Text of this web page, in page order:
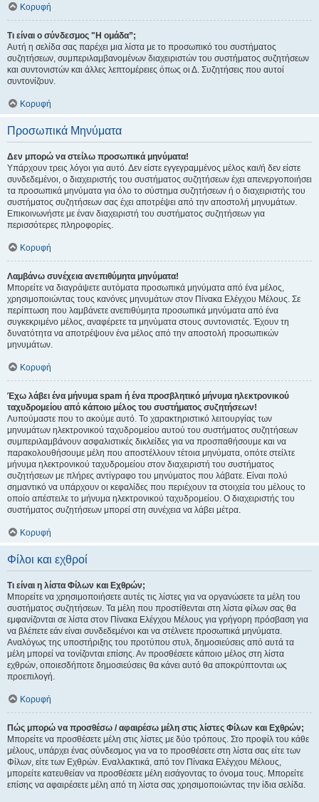
Κορυφή
Τι είναι ο σύνδεσμος "Η ομάδα”;
Αυτή η σελίδα σας παρέχει μια λίστα με το προσωπικό του συστήματος
συζητήσεων, συμπεριλαμβανομένων διαχειριστών του συστήματος συζητήσεων
και συντονιστών και άλλες λεπτομέρειες όπως οι Δ. Συζητήσεις που αυτοί
συντονίζουν.
Κορυφή
Προσωπικά Μηνύματα
Δεν μπορώ να στείλω προσωπικά μηνύματα!
Υπάρχουν τρεις λόγοι για αυτό. Δεν είστε εγγεγραμμένος μέλος και/ή δεν είστε
συνδεδεμένοι, ο διαχειριστής του συστήματος συζητήσεων έχει απενεργοποιήσει
τα προσωπικά μηνύματα για όλο το σύστημα συζητήσεων ή ο διαχειριστής του
συστήματος συζητήσεων σας έχει αποτρέψει από την αποστολή μηνυμάτων.
Επικοινωνήστε με έναν διαχειριστή του συστήματος συζητήσεων για
περισσότερες πληροφορίες.
Κορυφή
Λαμβάνω συνέχεια ανεπιθύμητα μηνύματα!
Μπορείτε να διαγράψετε αυτόματα προσωπικά μηνύματα από ένα μέλος,
χρησιμοποιώντας τους κανόνες μηνυμάτων στον Πίνακα Ελέγχου Μέλους. Σε
περίπτωση που λαμβάνετε ανεπιθύμητα προσωπικά μηνύματα από ένα
συγκεκριμένο μέλος, αναφέρετε τα μηνύματα στους συντονιστές. Έχουν τη
δυνατότητα να αποτρέψουν ένα μέλος από την αποστολή προσωπικών
μηνυμάτων.
Κορυφή
Έχω λάβει ένα μήνυμα spam ή ένα προσβλητικό μήνυμα ηλεκτρονικού
ταχυδρομείου από κάποιο μέλος του συστήματος συζητήσεων!
Λυπούμαστε που το ακούμε αυτό. Το χαρακτηριστικό λειτουργίας των
μηνυμάτων ηλεκτρονικού ταχυδρομείου αυτού του συστήματος συζητήσεων
συμπεριλαμβάνουν ασφαλιστικές δικλείδες για να προσπαθήσουμε και να
παρακολουθήσουμε μέλη που αποστέλλουν τέτοια μηνύματα, οπότε στείλτε
μήνυμα ηλεκτρονικού ταχυδρομείου στον διαχειριστή του συστήματος
συζητήσεων με πλήρες αντίγραφο του μηνύματος που λάβατε. Είναι πολύ
σημαντικό να υπάρχουν οι κεφαλίδες που περιέχουν τα στοιχεία του μέλους το
οποίο απέστειλε το μήνυμα ηλεκτρονικού ταχυδρομείου. Ο διαχειριστής του
συστήματος συζητήσεων μπορεί στη συνέχεια να λάβει μέτρα.
Κορυφή
Φίλοι και εχθροί
Τι είναι η λίστα Φίλων και Εχθρών;
Μπορείτε να χρησιμοποιήσετε αυτές τις λίστες για να οργανώσετε τα μέλη του
συστήματος συζητήσεων. Τα μέλη που προστίθενται στη λίστα φίλων σας θα
εμφανίζονται σε λίστα στον Πίνακα Ελέγχου Μέλους για γρήγορη πρόσβαση για
να βλέπετε εάν είναι συνδεδεμένοι και να στέλνετε προσωπικά μηνύματα.
Αναλόγως της υποστήριξης του προτύπου στυλ, δημοσιεύσεις από αυτά τα
μέλη μπορεί να τονίζονται επίσης. Αν προσθέσετε κάποιο μέλος στη λίστα
εχθρών, οποιεσδήποτε δημοσιεύσεις θα κάνει αυτό θα αποκρύπτονται ως
προεπιλογή.
Κορυφή
Πώς μπορώ να προσθέσω / αφαιρέσω μέλη στις λίστες Φίλων και Εχθρών;
Μπορείτε να προσθέσετε μέλη στις λίστες με δύο τρόπους. Στο προφίλ του κάθε
μέλους, υπάρχει ένας σύνδεσμος για να το προσθέσετε στη λίστα σας είτε των
Φίλων, είτε των Εχθρών. Εναλλακτικά, από τον Πίνακα Ελέγχου Μέλους,
μπορείτε κατευθείαν να προσθέσετε μέλη εισάγοντας το όνομα τους. Μπορείτε
επίσης να αφαιρέσετε μέλη από τη λίστα σας χρησιμοποιώντας την ίδια σελίδα.